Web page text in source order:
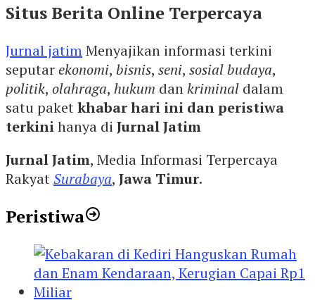
Situs Berita Online Terpercaya
Jurnal jatimMenyajikan informasi terkini
seputarekonomi, bisnis, seni, sosial budaya,
politik, olahraga, hukum dankriminal dalam
satu paketkhabar hari ini dan peristiwa
terkinihanya di Jurnal Jatim
Jurnal Jatim, Media Informasi Terpercaya
RakyatSurabaya, Jawa Timur.
Peristiwa